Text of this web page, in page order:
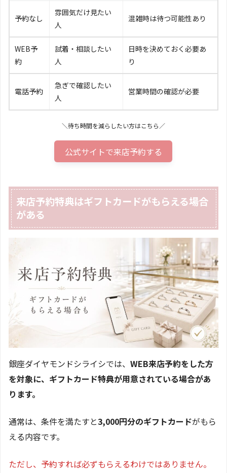
予約なし
雰囲気だけ見たい
人
混雑時は待つ可能性あり
WEB予
約
試着・相談したい
人
日時を決めておく必要あ
り
電話予約
急ぎで確認したい
人
営業時間の確認が必要
＼待ち時間を減らしたい方はこちら／
公式サイトで来店予約する
来店予約特典はギフトカードがもらえる場合
がある
銀座ダイヤモンドシライシでは、 WEB来店予約をした方
を対象に、ギフトカード特典が用意されている場合があ
ります。
通常は、条件を満たすと3,000円分のギフトカードがもら
える内容です。
ただし、予約すれば必ずもらえるわけではありません。